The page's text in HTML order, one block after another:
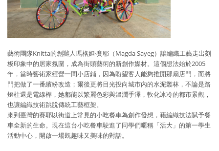
藝術團隊Knitta的創辦人瑪格妲‧賽耶（Magda Sayeg）讓編織工藝走出刻
板印象中的居家氛圍，成為街頭藝術的新創作媒材。這個想法始於2005
年，當時藝術家經營一間小店鋪，因為盼望客人能夠推開那扇店門，而將
門把做了一番繽紛改造；爾後更將目光投向城市內的水泥叢林，不論是路
燈柱還是電線桿，她都能以繁麗色彩與溫潤手澤，軟化冰冷的都市景觀，
也讓編織技術跳脫傳統工藝框架。
來到臺灣的賽耶以街道上常見的小吃餐車為創作發想，藉編織技法賦予餐
車全新的生命。現在這台小吃餐車駛進了同學們暱稱「活大」的第一學生
活動中心，開啟一場既趣味又美味的對話。